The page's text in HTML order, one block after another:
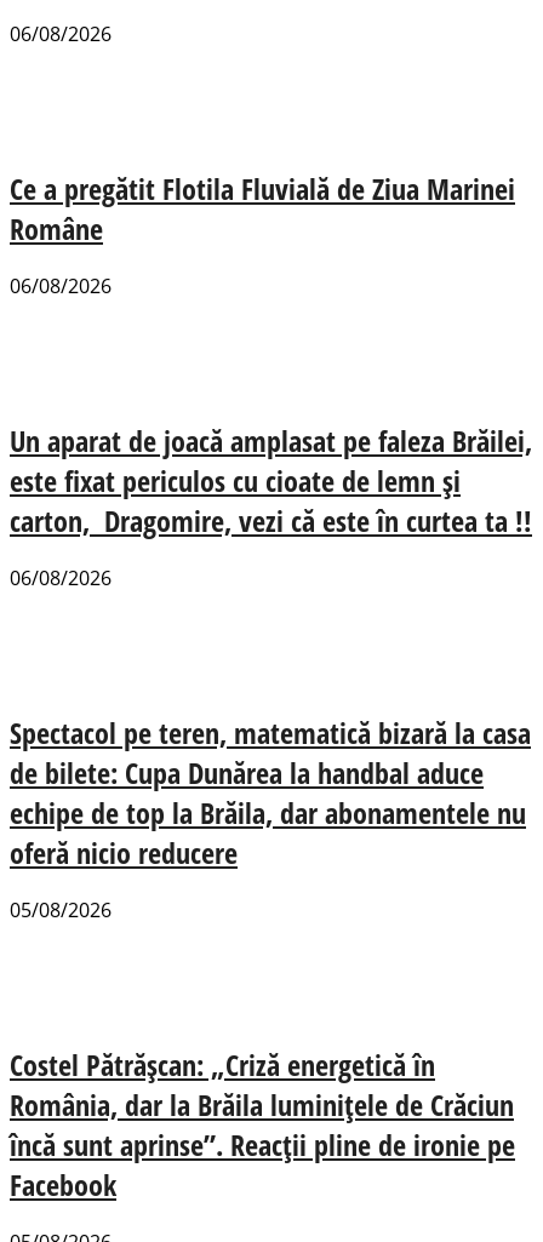
06/08/2026
Ce a pregătit Flotila Fluvială de Ziua Marinei
Române
06/08/2026
Un aparat de joacă amplasat pe faleza Brăilei,
este fixat periculos cu cioate de lemn și
carton, Dragomire, vezi că este în curtea ta !!
06/08/2026
Spectacol pe teren, matematică bizară la casa
de bilete: Cupa Dunărea la handbal aduce
echipe de top la Brăila, dar abonamentele nu
oferă nicio reducere
05/08/2026
Costel Pătrășcan: „Criză energetică în
România, dar la Brăila luminițele de Crăciun
încă sunt aprinse”. Reacții pline de ironie pe
Facebook